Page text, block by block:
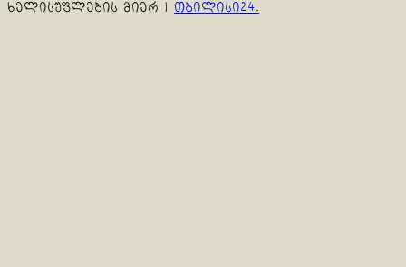
ხელისუფლების მიერ | თბილისი24.